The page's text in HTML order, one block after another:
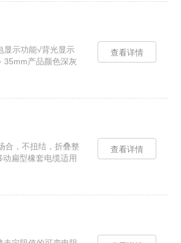
示功能√背光显示
产品颜色深灰
查看详情
合，不扭结，折叠整
扁型橡套电缆适用
查看详情